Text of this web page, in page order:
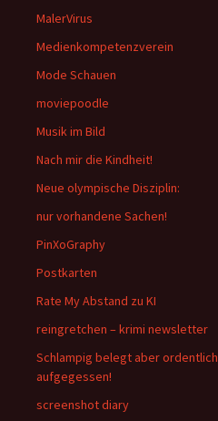
MalerVirus
Medienkompetenzverein
Mode Schauen
moviepoodle
Musik im Bild
Nach mir die Kindheit!
Neue olympische Disziplin:
nur vorhandene Sachen!
PinXoGraphy
Postkarten
Rate My Abstand zu KI
reingretchen – krimi newsletter
Schlampig belegt aber ordentlich
aufgegessen!
screenshot diary